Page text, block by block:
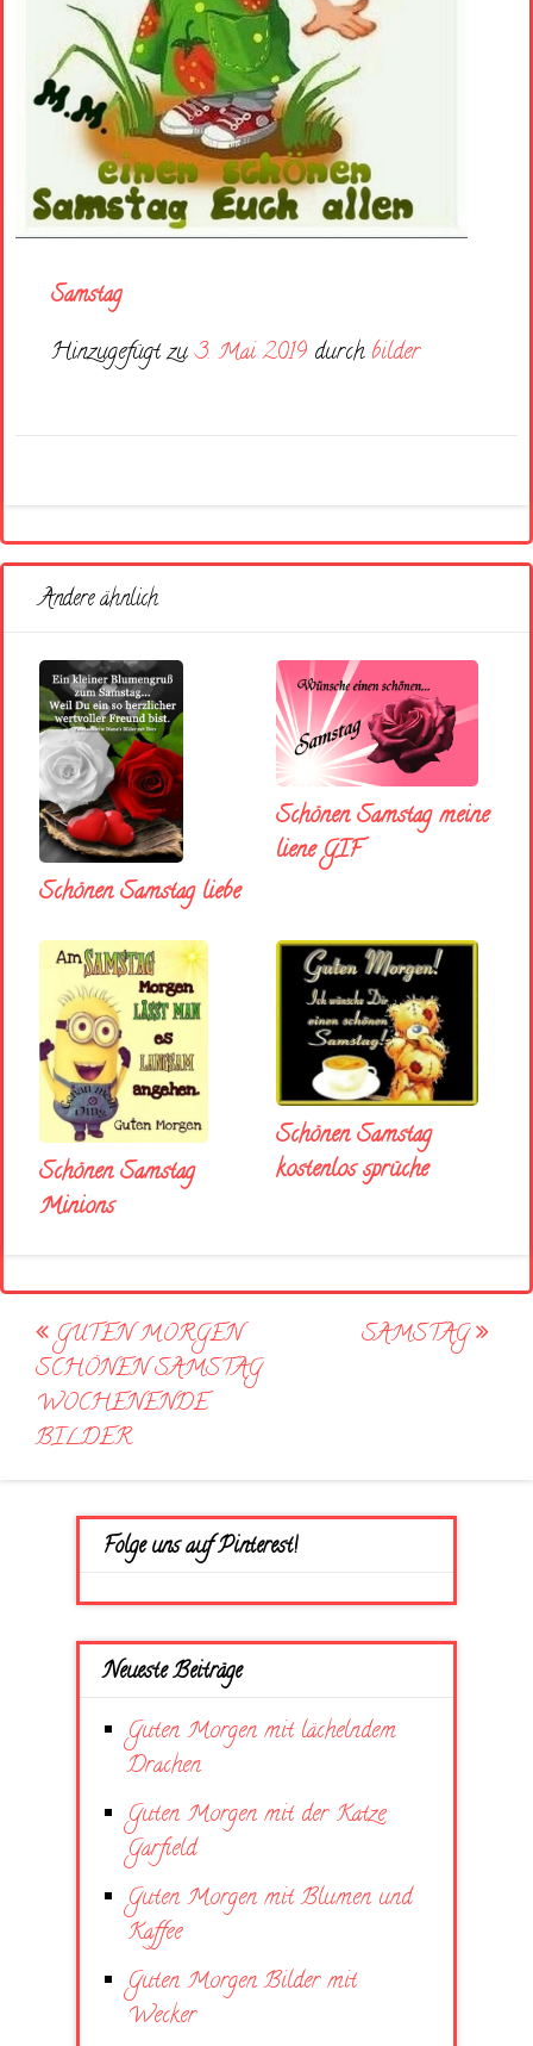
Samstag
Hinzugefügt zu3. Mai 2019 durch bilder
Andere ähnlich
Schönen Samstag liebe
Schönen Samstag meine
liene GIF
Schönen Samstag
Minions
Schönen Samstag
kostenlos sprüche
Post
navigation
GUTEN MORGEN
SCHÖNEN SAMSTAG
WOCHENENDE
BILDER
SAMSTAG
Folge uns auf Pinterest!
Neueste Beiträge
Guten Morgen mit lächelndem
Drachen
Guten Morgen mit der Katze
Garfield
Guten Morgen mit Blumen und
Kaffee
Guten Morgen Bilder mit
Wecker